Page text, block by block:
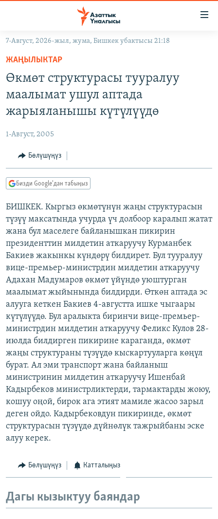
Навигацияга
өтүңүз
Издөөгө
салыңыз
МАДАНИЯТ
ТВ ПРОГРАММАЛАР
БҮГҮН АЗАТТЫКТА
ДАНИСТЕ
ЭЖЕ-СИҢДИЛЕР
АЗАТТЫК+
ПОДКАСТ
ОНЛАЙН ШЕРИНЕ
ЭЕ/АРнун бардык сайттары
7-Август, 2026-жыл, жума, Бишкек убактысы 21:18
ЖАҢЫЛЫКТАР
Өкмөт структурасы тууралуу
маалымат ушул аптада
жарыяланышы күтүлүүдө
1-Август, 2005
Бөлүшүңүз
Бизди Google'дан табыңыз
БИШКЕК. Кыргыз өкмөтүнүн жаңы структурасын
түзүү максатында учурда үч долбоор каралып жатат
жана бул маселеге байланышкан пикирин
президенттин милдетин аткаруучу Курманбек
Бакиев жакынкы күндөрү билдирет. Бул тууралуу
вице-премьер-министрдин милдетин аткаруучу
Адахан Мадумаров өкмөт үйүндө уюштурган
маалымат жыйынында билдирди. Өткөн аптада эс
алууга кеткен Бакиев 4-августта ишке чыгаары
күтүлүүдө. Бул аралыкта биринчи вице-премьер-
министрдин милдетин аткаруучу Феликс Кулов 28-
июлда билдирген пикирине караганда, өкмөт
жаңы структураны түзүүдө кыскартууларга көңүл
бурат. Ал эми транспорт жана байланыш
министринин милдетин аткаруучу Ишенбай
Кадырбеков министрликтерди, тармактарды жоюу,
кошуу оңой, бирок ага этият мамиле жасоо зарыл
деген ойдо. Кадырбековдун пикиринде, өкмөт
структурасын түзүүдө дүйнөлүк тажрыйбаны эске
алуу керек.
Бөлүшүңүз Катталыңыз
Дагы кызыктуу баяндар